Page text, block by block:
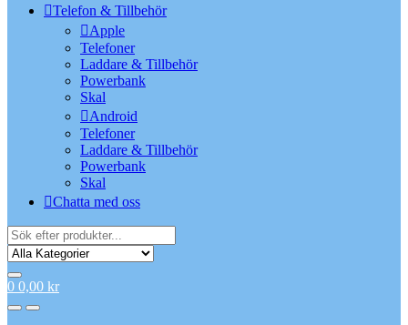
Telefon & Tillbehör
Apple
Telefoner
Laddare & Tillbehör
Powerbank
Skal
Android
Telefoner
Laddare & Tillbehör
Powerbank
Skal
Chatta med oss
Search
for:
0 0,00 kr